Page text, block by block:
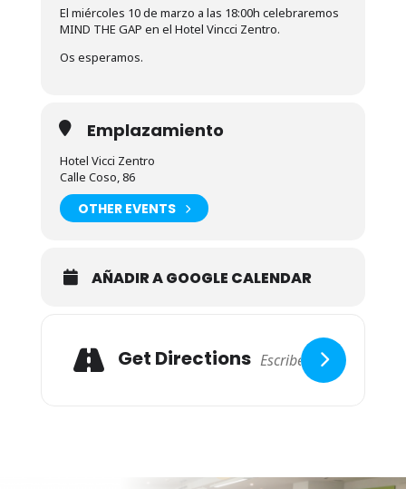
El miércoles 10 de marzo a las 18:00h celebraremos
MIND THE GAP en el Hotel Vincci Zentro.
Os esperamos.
Emplazamiento
Hotel Vicci Zentro
Calle Coso, 86
OTHER EVENTS
AÑADIR A GOOGLE CALENDAR
Get Directions